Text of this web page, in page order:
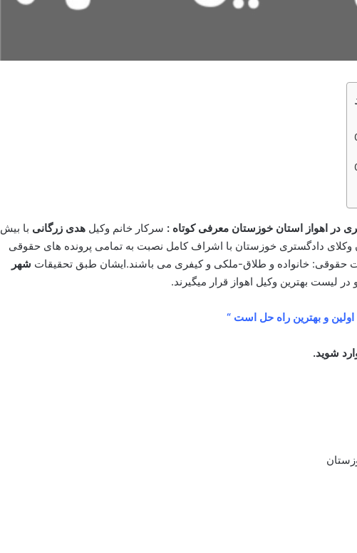
در اهواز استان خوزستان معرفی کوتاه : سرکار خانم وکیل هدی زرگانی با بیش
دادگستری خوزستان با اشراف کامل نصبت به تمامی پرونده های حقوقی
حقوقی: خانواده و طلاق-ملکی و کیفری می باشند.ایشان طبق تحقیقات شهر
لیست بهترین وکیل اهواز قرار میگیرند.
و بهترین راه حل است “
شوید.